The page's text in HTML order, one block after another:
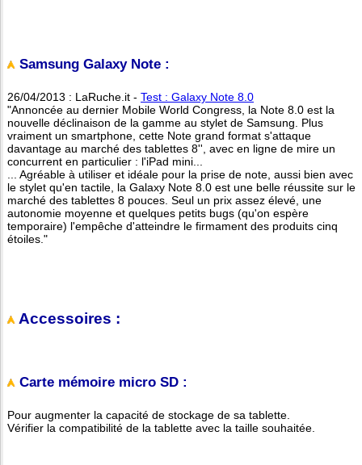
Samsung Galaxy Note :
26/04/2013 : LaRuche.it - Test : Galaxy Note 8.0
"Annoncée au dernier Mobile World Congress, la Note 8.0 est la
nouvelle déclinaison de la gamme au stylet de Samsung. Plus
vraiment un smartphone, cette Note grand format s'attaque
davantage au marché des tablettes 8'', avec en ligne de mire un
concurrent en particulier : l'iPad mini...
... Agréable à utiliser et idéale pour la prise de note, aussi bien avec
le stylet qu'en tactile, la Galaxy Note 8.0 est une belle réussite sur le
marché des tablettes 8 pouces. Seul un prix assez élevé, une
autonomie moyenne et quelques petits bugs (qu'on espère
temporaire) l'empêche d'atteindre le firmament des produits cinq
étoiles."
Accessoires :
Carte mémoire micro SD :
Pour augmenter la capacité de stockage de sa tablette.
Vérifier la compatibilité de la tablette avec la taille souhaitée.